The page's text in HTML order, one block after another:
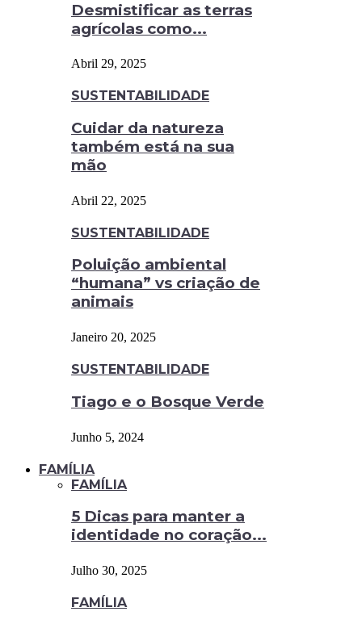
Desmistificar as terras
agrícolas como...
Abril 29, 2025
SUSTENTABILIDADE
Cuidar da natureza
também está na sua
mão
Abril 22, 2025
SUSTENTABILIDADE
Poluição ambiental
“humana” vs criação de
animais
Janeiro 20, 2025
SUSTENTABILIDADE
Tiago e o Bosque Verde
Junho 5, 2024
FAMÍLIA
FAMÍLIA
5 Dicas para manter a
identidade no coração...
Julho 30, 2025
FAMÍLIA